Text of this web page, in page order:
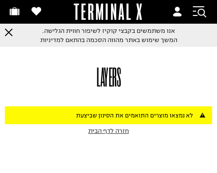
TERMINAL X
אנו משתמשים בקבצי קוקיז לשיפור חווית הגלישה.
המשך שימוש באתר מהווה הסכמה בהתאם למדיניות
LAYERS
לא נמצאו מוצרים התואמים את הסינון שביצעת
חזרה לדף הבית